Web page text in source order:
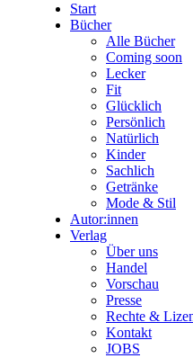
Start
Bücher
Alle Bücher
Coming soon
Lecker
Fit
Glücklich
Persönlich
Natürlich
Kinder
Sachlich
Getränke
Mode & Stil
Autor:innen
Verlag
Über uns
Handel
Vorschau
Presse
Rechte &
Kontakt
JOBS